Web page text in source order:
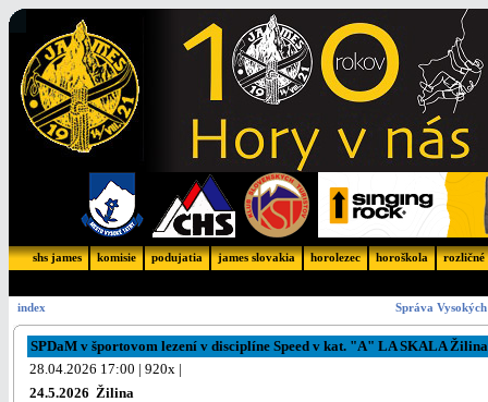
shs james komisie podujatia james slovakia horolezec horoškola rozličné
index Správa
SPDaM v športovom lezení v disciplíne Speed v kat. "A" LA SKALA Žilina
28.04.2026 17:00 | 920x |
24.5.2026 Žilina